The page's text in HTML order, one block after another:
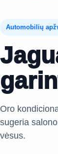
Automobilių
Oro
sugeria
vėsus.